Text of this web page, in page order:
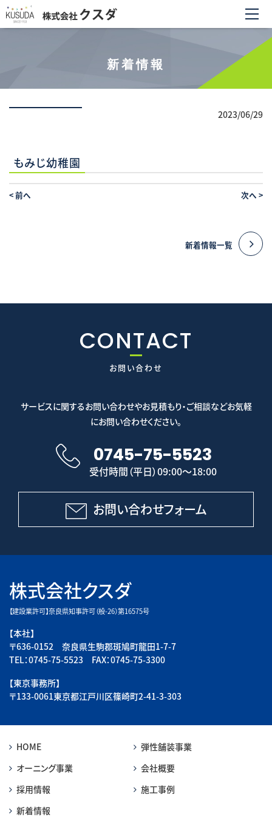
新着情報
2023/06/29
もみじ幼稚園
<前へ 次へ >
新着情報一覧
CONTACT
お問い合わせ
サービスに関するお問い合わせやお見積もり・ご相談などお気軽
にお問い合わせください。
0745-75-5523
受付時間（平日）09:00～18:00
お問い合わせフォーム
株式会社クスダ
【建設業許可】奈良県知事許可（般-26）第16575号
【本社】
〒636-0152 奈良県生駒郡斑鳩町龍田1-7-7
TEL：0745-75-5523 FAX：0745-75-3300
【東京事務所】
〒133-0061東京都江戸川区篠崎町2-41-3-303
HOME
弾性舗装事業
オーニング事業
会社概要
採用情報
施工事例
新着情報